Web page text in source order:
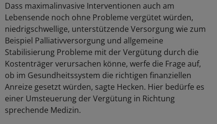
Dass maximalinvasive Interventionen auch am
Lebensende noch ohne Probleme vergütet würden,
niedrigschwellige, unterstützende Versorgung wie zum
Beispiel Palliativversorgung und allgemeine
Stabilisierung Probleme mit der Vergütung durch die
Kostenträger verursachen könne, werfe die Frage auf,
ob im Gesundheitssystem die richtigen finanziellen
Anreize gesetzt würden, sagte Hecken. Hier bedürfe es
einer Umsteuerung der Vergütung in Richtung
sprechende Medizin.